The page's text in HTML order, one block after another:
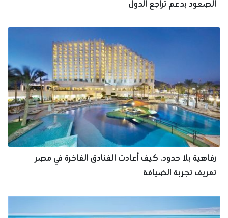
الصعود بدعم تراجع الدول
رفاهية بلا حدود، كيف أعادت الفنادق الفاخرة في مصر
تعريف تجربة الضيافة